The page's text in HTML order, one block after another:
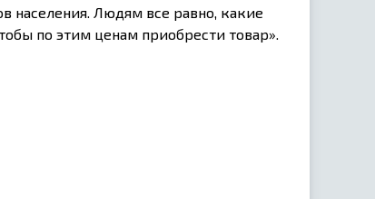
населения. Людям все равно, какие
по этим ценам приобрести товар».